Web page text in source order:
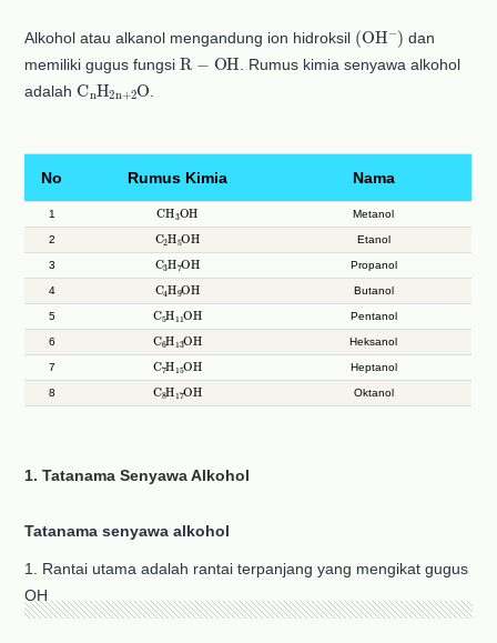
Alkohol atau alkanol mengandung ion hidroksil (OHA − dan
memiliki gugus fungsiR OH
. Rumus kimia senyawa alkohol
adalahC An 2n+2
No Rumus Kimia Nama
1 CH A3OH Metanol
2 CA2 HA5 Etanol
3 CA3 HA7 Propanol
4 CA4 HA9 Butanol
5 CA5 HA11 Pentanol
6 CA6 HA13 Heksanol
7 CA7 HA15 Heptanol
8 CA8 HA17 Oktanol
1. Tatanama Senyawa Alkohol
Tatanama senyawa alkohol
1. Rantai utama adalah rantai terpanjang yang mengikat gugus
OH